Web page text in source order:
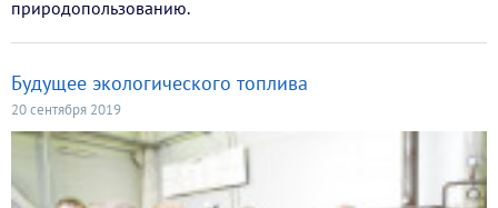
природопользованию.
Будущее экологического топлива
20 сентября 2019